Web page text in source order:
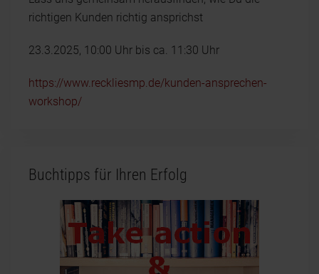
richtigen Kunden richtig ansprichst
23.3.2025, 10:00 Uhr bis ca. 11:30 Uhr
https://www.reckliesmp.de/kunden-ansprechen-
workshop/
Buchtipps für Ihren Erfolg